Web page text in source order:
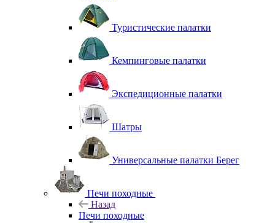
Туристические палатки
Кемпинговые палатки
Экспедиционные палатки
Шатры
Универсальные палатки Берег
Печи походные
Назад
Печи походные